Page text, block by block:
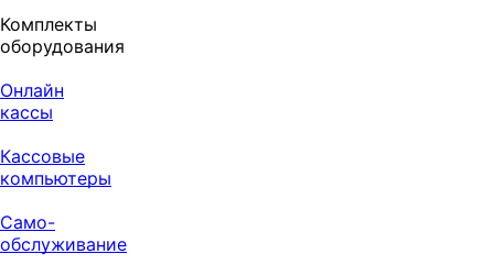
Комплекты
оборудования
Онлайн
кассы
Кассовые
компьютеры
Само-
обслуживание